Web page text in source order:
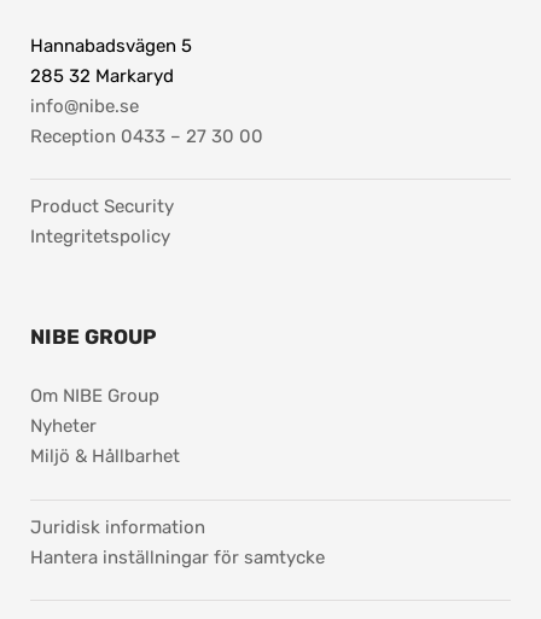
Hannabadsvägen 5
285 32 Markaryd
info@nibe.se
Reception 0433 – 27 30 00
Product Security
Integritetspolicy
NIBE GROUP
Om NIBE Group
Nyheter
Miljö & Hållbarhet
Juridisk information
Hantera inställningar för samtycke